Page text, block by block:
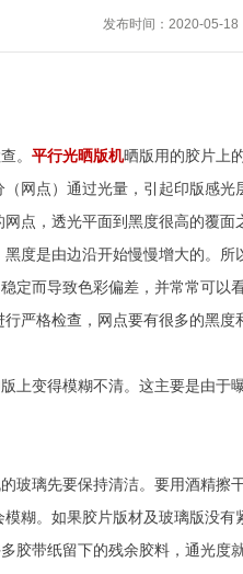
发布时间：2020-05-18
。 平行光晒版机晒版用的胶片上
网点）通过光量，引起印版感
点，透光平面到黑度很高的覆
度是由边沿开始慢慢增大的。所
而导致色彩偏差，并常常可以
严格检查，网点要有很多的黑度
变得模糊不清。这主要是由于
璃先要保持清洁。要用酒精擦
糊。如果胶片版材及玻璃版没有
带纸留下的残余胶料，通光度